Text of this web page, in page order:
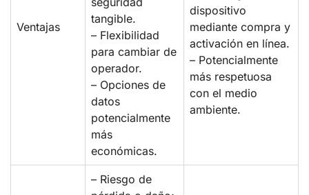
Ventajas
tangible.
– Flexibilidad
para cambiar de
operador.
– Opciones de
datos
potencialmente
más
económicas.
dispositivo
mediante compra y
activación en línea.
– Potencialmente
más respetuosa
con el medio
ambiente.
– Riesgo de